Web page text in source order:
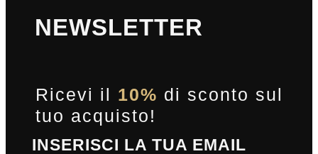
NEWSLETTER
Ricevi il 10% di sconto sul
tuo acquisto!
INSERISCI LA TUA EMAIL